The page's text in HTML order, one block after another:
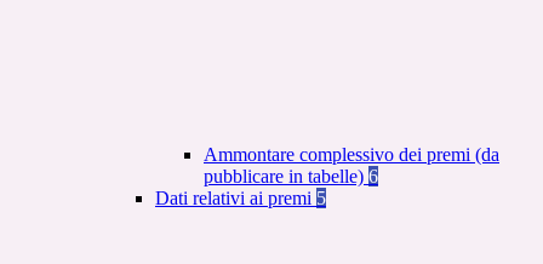
Ammontare complessivo dei premi (da
pubblicare in tabelle) 6
Dati relativi ai premi 5